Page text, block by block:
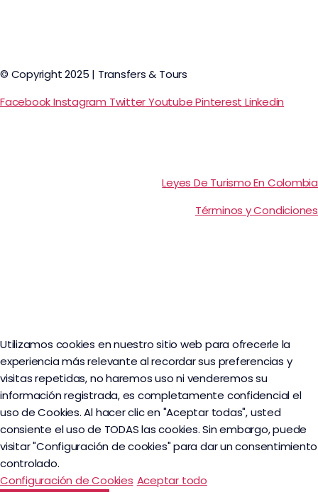
© Copyright 2025 | Transfers & Tours
FacebookInstagram TwitterYoutubePinterest Linkedin
Leyes De Turismo En Colombia
Términos y Condiciones
Utilizamos cookies en nuestro sitio web para ofrecerle la
experiencia más relevante al recordar sus preferencias y
visitas repetidas, no haremos uso ni venderemos su
información registrada, es completamente confidencial el
uso de Cookies. Al hacer clic en "Aceptar todas", usted
consiente el uso de TODAS las cookies. Sin embargo, puede
visitar "Configuración de cookies" para dar un consentimiento
controlado.
Configuración de Cookies Aceptar todo